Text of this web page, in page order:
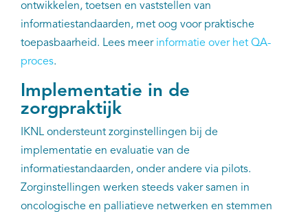
ontwikkelen, toetsen en vaststellen van
informatiestandaarden, met oog voor praktische
toepasbaarheid. Lees meer informatie over het QA-
proces.
Implementatie in de
zorgpraktijk
IKNL ondersteunt zorginstellingen bij de
implementatie en evaluatie van de
informatiestandaarden, onder andere via pilots.
Zorginstellingen werken steeds vaker samen in
oncologische en palliatieve netwerken en stemmen